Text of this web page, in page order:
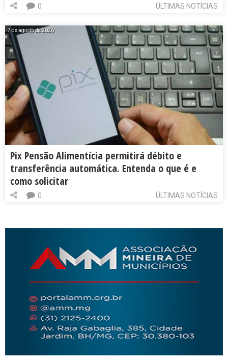
ÚLTIMAS NOTÍCIAS
0
7 de agosto de 2026
Pix Pensão Alimentícia permitirá débito e
transferência automática. Entenda o que é e
como solicitar
ÚLTIMAS NOTÍCIAS
0